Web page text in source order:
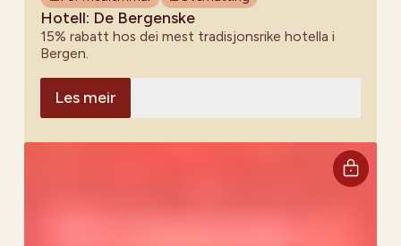
Hotell: De Bergenske
15% rabatt hos dei mest tradisjonsrike hotella i
Bergen.
Les meir